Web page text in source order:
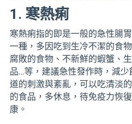
1. 寒熱痢
寒熱痢指的即是一般的急性腸
一種，多因吃到生冷不潔的食
腐敗的食物、不新鮮的蝦蟹、
品…等，建議急性發作時，減少
道的刺激與紊亂，可以吃清淡
的食品，多休息，待免疫力恢
康。